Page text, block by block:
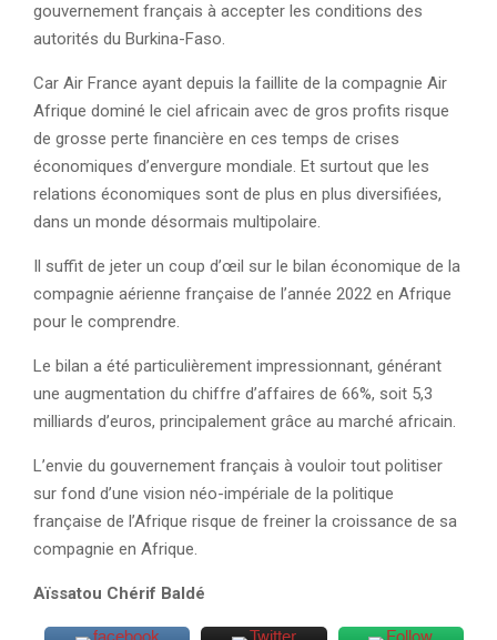
gouvernement français à accepter les conditions des
autorités du Burkina-Faso.
Car Air France ayant depuis la faillite de la compagnie Air
Afrique dominé le ciel africain avec de gros profits risque
de grosse perte financière en ces temps de crises
économiques d’envergure mondiale. Et surtout que les
relations économiques sont de plus en plus diversifiées,
dans un monde désormais multipolaire.
Il suffit de jeter un coup d’œil sur le bilan économique de la
compagnie aérienne française de l’année 2022 en Afrique
pour le comprendre.
Le bilan a été particulièrement impressionnant, générant
une augmentation du chiffre d’affaires de 66%, soit 5,3
milliards d’euros, principalement grâce au marché africain.
L’envie du gouvernement français à vouloir tout politiser
sur fond d’une vision néo-impériale de la politique
française de l’Afrique risque de freiner la croissance de sa
compagnie en Afrique.
Aïssatou Chérif Baldé